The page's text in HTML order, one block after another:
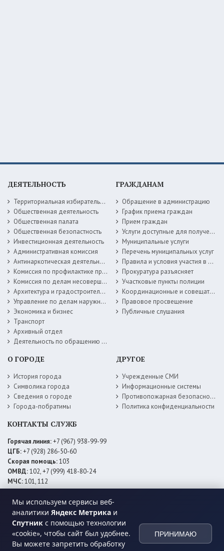
Мы используем сервисы веб-
аналитики Яндекс Метрика и
Спутник с помощью технологии
«cookie», чтобы сайт был удобнее.
Вы можете запретить обработку
ПРИНИМАЮ
ДЕЯТЕЛЬНОСТЬ
Территориальная избирательная комиссия
Общественная деятельность
Общественная палата
Общественная безопастность
Инвестиционная деятельность
Административная комиссия
Антинаркотическая деятельность
Комиссия по профилактике правонарушений
Комиссия по делам несовершеннолетних
Архитектура и градостроительство
Управление по делам наружной рекламы
Экономика и бизнес
Транспорт
Архивный отдел
Деятельность по обращению с животными без владельцев
ГРАЖДАНАМ
Обращение в администрацию
График приема граждан
Прием граждан
Услуги доступные для получения в электронной форме
Муниципальные услуги
Перечень муниципальных услуг
Правила и условия участия в жилищных программах
Прокуратура разъясняет
Участковые пункты полиции
Координационные и совещательные органы
Правовое просвещение
Публичные слушания
О ГОРОДЕ
История города
Символика города
Сведения о городе
Города-побратимы
ДРУГОЕ
Учрежденные СМИ
Информационные системы
Противопожарная безопасность
Политика конфиденциальности
КОНТАКТЫ СЛУЖБ
Горячая линия:+7 (967) 938-99-99
ЦГБ:+7 (928) 286-50-60
Скорая помощь:103
ОМВД:102, +7 (999) 418-80-24
МЧС:101, 112
ЕДДС:+7 (928) 576-09-83
Электросети:+7 (800) 220-02-20
Даггаз:+7 (928) 980-64-04
Горводоснаб: +7 (928) 559-59-74
Теплоснаб: +7 (928) 873-27-09
МФЦ:+7 (938) 777-82-44